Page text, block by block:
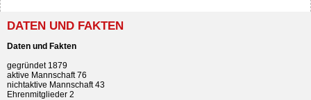
DATEN UND FAKTEN
Daten und Fakten
gegründet 1879
aktive Mannschaft 76
nichtaktive Mannschaft 43
Ehrenmitglieder 2